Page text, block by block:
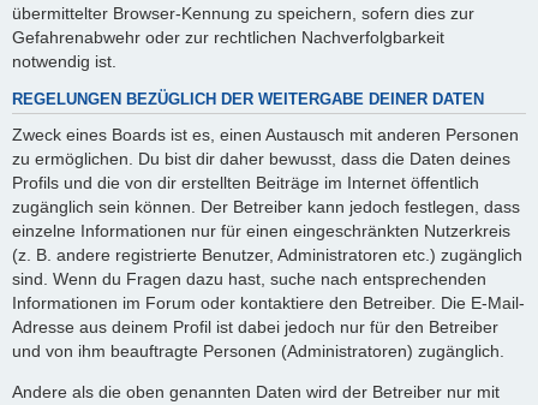
übermittelter Browser-Kennung zu speichern, sofern dies zur
Gefahrenabwehr oder zur rechtlichen Nachverfolgbarkeit
notwendig ist.
REGELUNGEN BEZÜGLICH DER WEITERGABE DEINER DATEN
Zweck eines Boards ist es, einen Austausch mit anderen Personen
zu ermöglichen. Du bist dir daher bewusst, dass die Daten deines
Profils und die von dir erstellten Beiträge im Internet öffentlich
zugänglich sein können. Der Betreiber kann jedoch festlegen, dass
einzelne Informationen nur für einen eingeschränkten Nutzerkreis
(z. B. andere registrierte Benutzer, Administratoren etc.) zugänglich
sind. Wenn du Fragen dazu hast, suche nach entsprechenden
Informationen im Forum oder kontaktiere den Betreiber. Die E-Mail-
Adresse aus deinem Profil ist dabei jedoch nur für den Betreiber
und von ihm beauftragte Personen (Administratoren) zugänglich.
Andere als die oben genannten Daten wird der Betreiber nur mit